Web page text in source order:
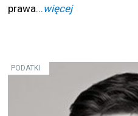
prawa... więcej
PODATKI